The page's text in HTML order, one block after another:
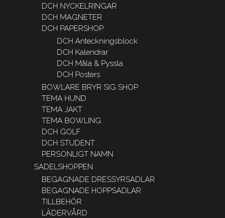
DCH NYCKELRINGAR
DCH MAGNETER
DCH PAPERSHOP
DCH Anteckningsblock
DCH Kalendrar
DCH Måla & Pyssla
DCH Posters
BOWLARE BRYR SIG SHOP
TEMA HUND
TEMA JAKT
TEMA BOWLING
DCH GOLF
DCH STUDENT
PERSONLIGT NAMN
SADELSHOPPEN
BEGAGNADE DRESSYRSADLAR
BEGAGNADE HOPPSADLAR
TILLBEHÖR
LÄDERVÅRD